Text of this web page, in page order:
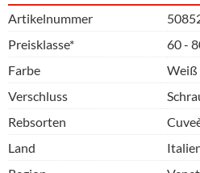
Artikelnummer
Preisklasse*
60 -
Farbe
Weiß
Verschluss
Rebsorten
Land